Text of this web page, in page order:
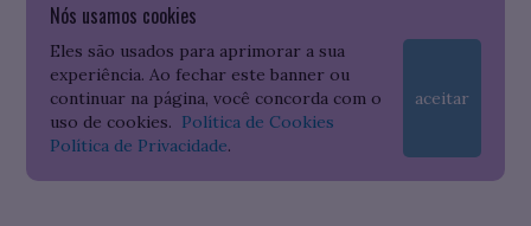
Nós usamos cookies
Eles são usados para aprimorar a sua
experiência. Ao fechar este banner ou
continuar na página, você concorda com o
uso de cookies. Política de Cookies
Política de Privacidade.
aceitar
Consulte o cadastro da Instituição no Sistema do e-MEC